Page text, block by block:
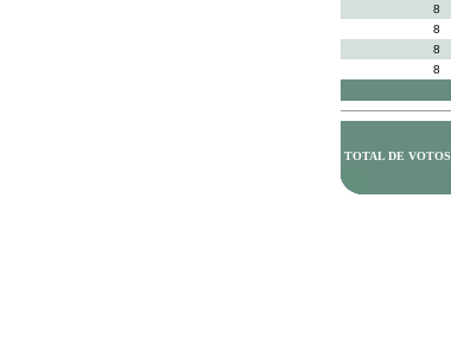
8
8
8
8
TOTAL DE VOTOS